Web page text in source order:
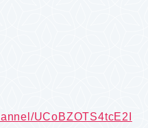
UCoBZOTS4tcE2I